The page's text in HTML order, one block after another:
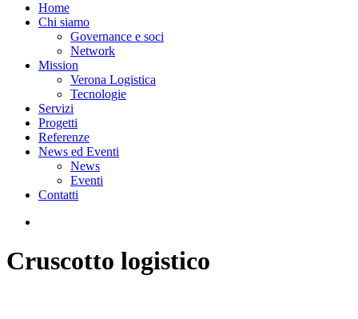
Home
Chi siamo
Governance e soci
Network
Mission
Verona Logistica
Tecnologie
Servizi
Progetti
Referenze
News ed Eventi
News
Eventi
Contatti
Cruscotto logistico